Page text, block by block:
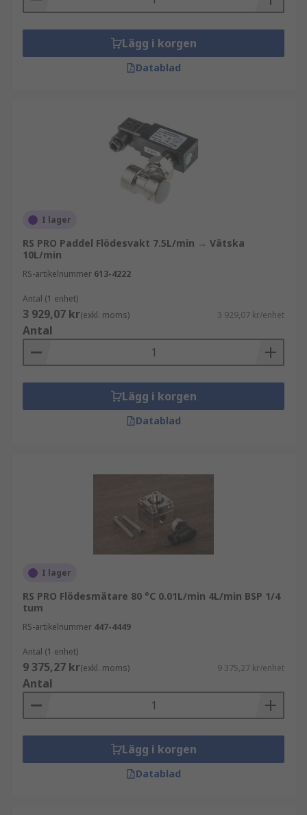
Lägg i korgen
Datablad
I lager
RS PRO Paddel Flödesvakt 7.5L/min → Vätska
10L/min
RS-artikelnummer 613-4222
Antal (1 enhet)
3 929,07 kr(exkl. moms) 3 929,07 kr/enhet
Antal
Lägg i korgen
Datablad
I lager
RS PRO Flödesmätare 80 °C 0.01L/min 4L/min BSP 1/4
tum
RS-artikelnummer 447-4449
Antal (1 enhet)
9 375,27 kr(exkl. moms) 9 375,27 kr/enhet
Antal
Lägg i korgen
Datablad